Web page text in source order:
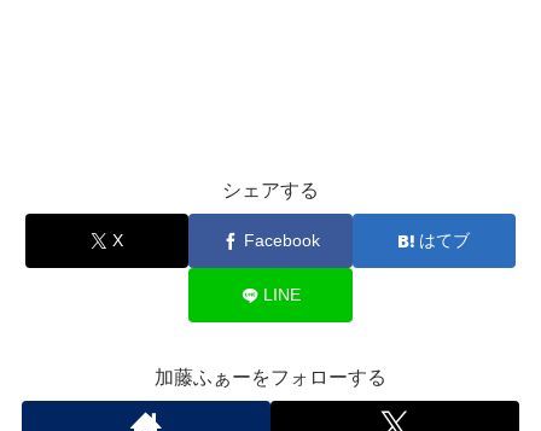
シェアする
X Facebook はてブ
LINE
加藤ふぁーをフォローする